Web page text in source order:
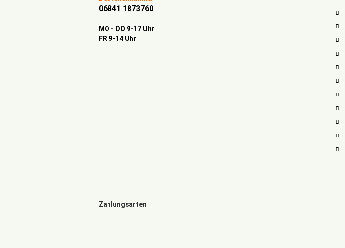
06841 1873760
MO - DO 9-17 Uhr
FR 9-14 Uhr
Zahlungsarten